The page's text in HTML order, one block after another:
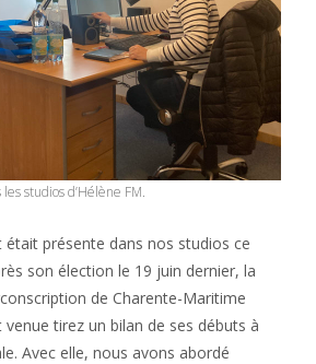
studios d’Hélène FM.
était présente dans nos studios ce
son élection le 19 juin dernier, la
de Charente-Maritime
tirez un bilan de ses débuts à
Avec elle, nous avons abordé